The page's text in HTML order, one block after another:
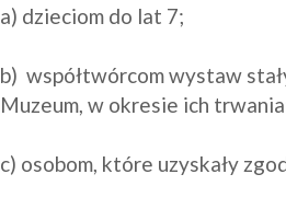
a) dzieciom do lat 7;
b)  współtwórcom wystaw
Muzeum, w okresie ich
c) osobom, które uzyskały